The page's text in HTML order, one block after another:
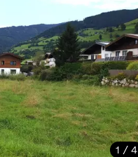
1 / 4